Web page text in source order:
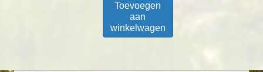
Toevoegen
aan
winkelwagen